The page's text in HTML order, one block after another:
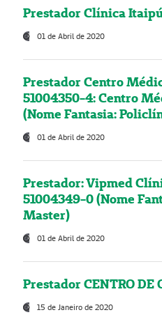
Prestador Clínica
01 de Abril de 2020
Prestador Centro
51004350-4: Centro
(Nome Fantasia:
01 de Abril de 2020
Prestador: Vipmed
51004349-0 (Nome
Master)
01 de Abril de 2020
Prestador CENTRO DE
15 de Janeiro de 2020